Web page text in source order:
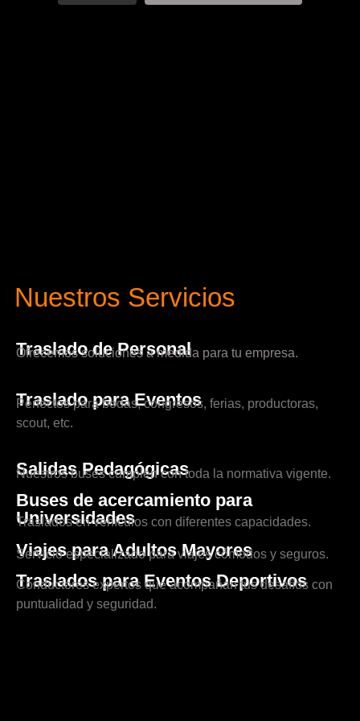
Nuestros Servicios
Traslado de Personal
Ofrecemos soluciones a medida para tu empresa.
Traslado para Eventos
Perfectos para bodas, congresos, ferias, productoras,
scout, etc.
Salidas Pedagógicas
Nuestros buses cumplen con toda la normativa vigente.
Buses de acercamiento para
Universidades
Traslados en vehículos con diferentes capacidades.
Viajes para Adultos Mayores
Servicio especializado para viajes cómodos y seguros.
Traslados para Eventos Deportivos
Conductores expertos que acompañan tus desafíos con
puntualidad y seguridad.